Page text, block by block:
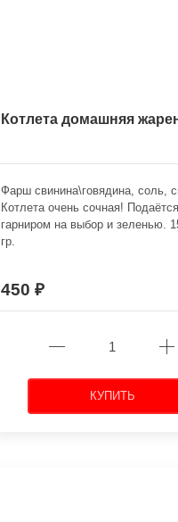
Котлета домашняя
Фарш свинина\говядина, соль,
Котлета очень сочная!
гарниром на выбор и зеленью.
гр.
450
КУПИТЬ